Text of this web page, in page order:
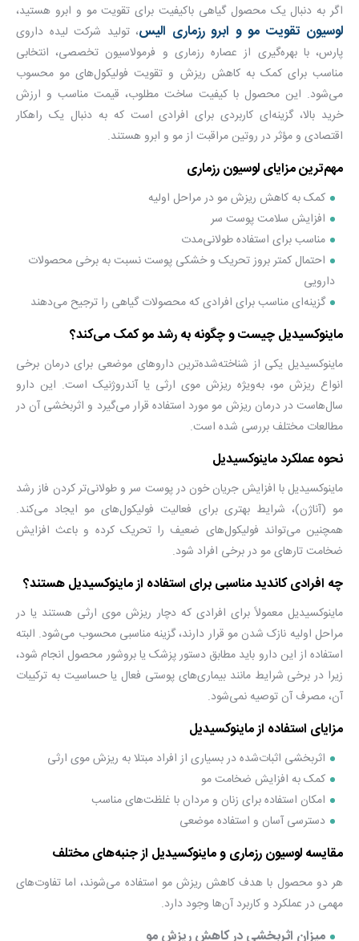
اگر به دنبال یک محصول گیاهی باکیفیت برای تقویت مو و ابرو هستید،
لوسیون تقویت مو و ابرو رزماری الیس، تولید شرکت لیده داروی
پارس، با بهره‌گیری از عصاره رزماری و فرمولاسیون تخصصی، انتخابی
مناسب برای کمک به کاهش ریزش و تقویت فولیکول‌های مو محسوب
می‌شود. این محصول با کیفیت ساخت مطلوب، قیمت مناسب و ارزش
خرید بالا، گزینه‌ای کاربردی برای افرادی است که به دنبال یک راهکار
اقتصادی و مؤثر در روتین مراقبت از مو و ابرو هستند.
مهم‌ترین مزایای لوسیون رزماری
کمک به کاهش ریزش مو در مراحل اولیه
افزایش سلامت پوست سر
مناسب برای استفاده طولانی‌مدت
احتمال کمتر بروز تحریک و خشکی پوست نسبت به برخی محصولات
دارویی
گزینه‌ای مناسب برای افرادی که محصولات گیاهی را ترجیح می‌دهند
ماینوکسیدیل چیست و چگونه به رشد مو کمک می‌کند؟
ماینوکسیدیل یکی از شناخته‌شده‌ترین داروهای موضعی برای درمان برخی
انواع ریزش مو، به‌ویژه ریزش موی ارثی یا آندروژنیک است. این دارو
سال‌هاست در درمان ریزش مو مورد استفاده قرار می‌گیرد و اثربخشی آن در
مطالعات مختلف بررسی شده است.
نحوه عملکرد ماینوکسیدیل
ماینوکسیدیل با افزایش جریان خون در پوست سر و طولانی‌تر کردن فاز رشد
مو (آناژن)، شرایط بهتری برای فعالیت فولیکول‌های مو ایجاد می‌کند.
همچنین می‌تواند فولیکول‌های ضعیف را تحریک کرده و باعث افزایش
ضخامت تارهای مو در برخی افراد شود.
چه افرادی کاندید مناسبی برای استفاده از ماینوکسیدیل هستند؟
ماینوکسیدیل معمولاً برای افرادی که دچار ریزش موی ارثی هستند یا در
مراحل اولیه نازک شدن مو قرار دارند، گزینه مناسبی محسوب می‌شود. البته
استفاده از این دارو باید مطابق دستور پزشک یا بروشور محصول انجام شود،
زیرا در برخی شرایط مانند بیماری‌های پوستی فعال یا حساسیت به ترکیبات
آن، مصرف آن توصیه نمی‌شود.
مزایای استفاده از ماینوکسیدیل
اثربخشی اثبات‌شده در بسیاری از افراد مبتلا به ریزش موی ارثی
کمک به افزایش ضخامت مو
امکان استفاده برای زنان و مردان با غلظت‌های مناسب
دسترسی آسان و استفاده موضعی
مقایسه لوسیون رزماری و ماینوکسیدیل از جنبه‌های مختلف
هر دو محصول با هدف کاهش ریزش مو استفاده می‌شوند، اما تفاوت‌های
مهمی در عملکرد و کاربرد آن‌ها وجود دارد.
میزان اثربخشی در کاهش ریزش مو